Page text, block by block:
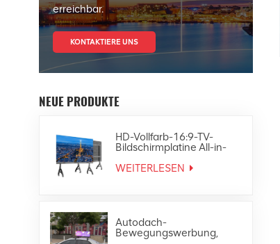
erreichbar.
KONTAKTIERE UNS
NEUE PRODUKTE
HD-Vollfarb-16:9-TV-
Bildschirmplatine All-in-
One-4K-LED-Display
WEITERLESEN
Autodach-
Bewegungswerbung,